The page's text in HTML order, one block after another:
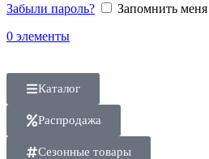
Забыли пароль?
Запомнить меня
0 элементы
Каталог
Распродажа
Сезонные товары